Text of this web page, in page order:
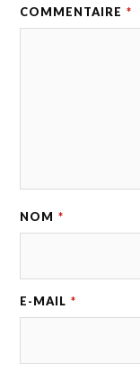
COMMENTAIRE *
NOM *
E-MAIL *